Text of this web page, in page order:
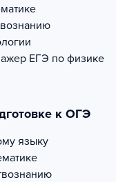
ЕГЭ по физике
к ОГЭ
языку